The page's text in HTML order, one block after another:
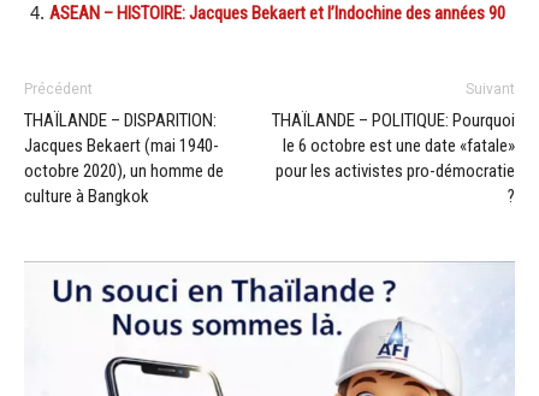
ASEAN – HISTOIRE: Jacques Bekaert et l’Indochine des années 90
Précédent
THAÏLANDE – DISPARITION:
Jacques Bekaert (mai 1940-
octobre 2020), un homme de
culture à Bangkok
Suivant
THAÏLANDE – POLITIQUE: Pourquoi
le 6 octobre est une date «fatale»
pour les activistes pro-démocratie
?